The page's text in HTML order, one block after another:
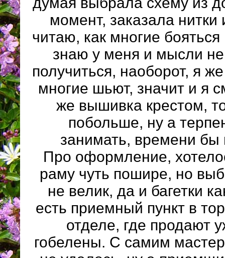
момент, заказала нитки
читаю, как многие
знаю у меня и мысли
получиться, наоборот, я
многие шьют, значит и я
же вышивка крестом,
побольше, ну а
занимать, времени
Про оформление,
раму чуть пошире, но
не велик, да и багетки
есть приемный пункт в
отделе, где продают
гобелены. С самим